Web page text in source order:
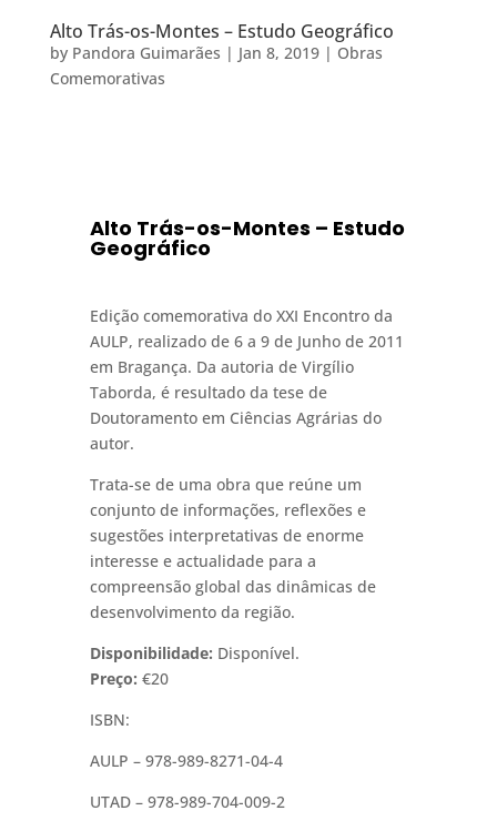
Alto Trás-os-Montes – Estudo Geográfico
by Pandora Guimarães | Jan 8, 2019| Obras
Comemorativas
Alto Trás-os-Montes – Estudo
Geográfico
Edição comemorativa do XXI Encontro da
AULP, realizado de 6 a 9 de Junho de 2011
em Bragança. Da autoria de Virgílio
Taborda, é resultado da tese de
Doutoramento em Ciências Agrárias do
autor.
Trata-se de uma obra que reúne um
conjunto de informações, reflexões e
sugestões interpretativas de enorme
interesse e actualidade para a
compreensão global das dinâmicas de
desenvolvimento da região.
Disponibilidade: Disponível.
Preço: €20
ISBN:
AULP – 978-989-8271-04-4
UTAD – 978-989-704-009-2